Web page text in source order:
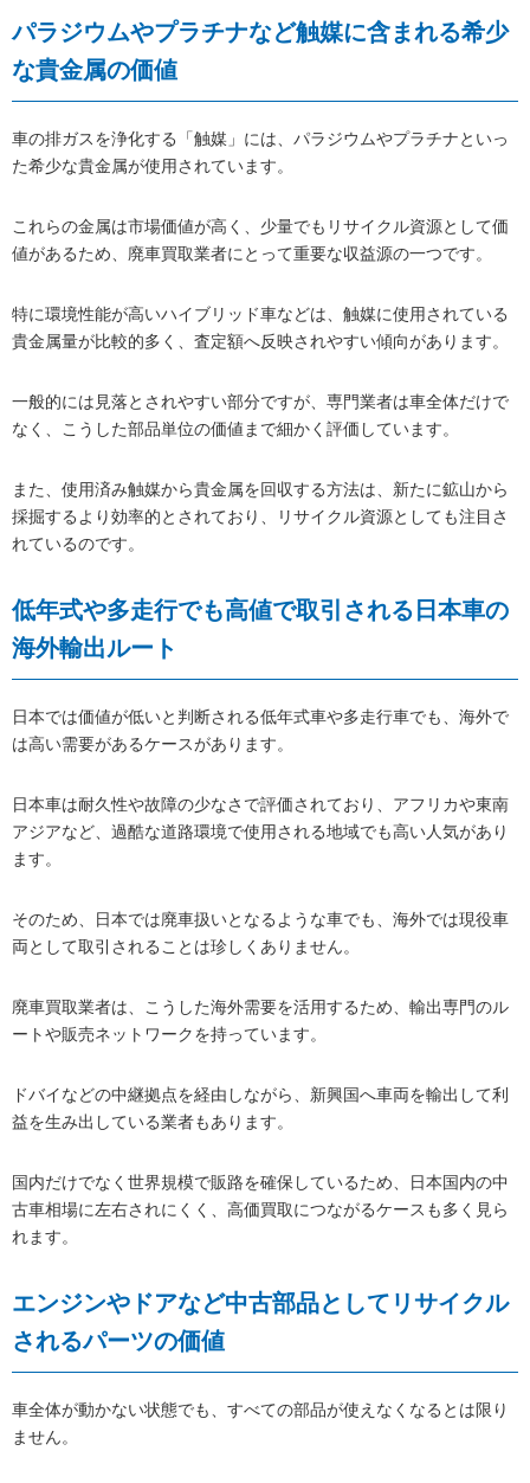
パラジウムやプラチナなど触媒に含まれる希少
な貴金属の価値
車の排ガスを浄化する「触媒」には、パラジウムやプラチナといっ
た希少な貴金属が使用されています。
これらの金属は市場価値が高く、少量でもリサイクル資源として価
値があるため、廃車買取業者にとって重要な収益源の一つです。
特に環境性能が高いハイブリッド車などは、触媒に使用されている
貴金属量が比較的多く、査定額へ反映されやすい傾向があります。
一般的には見落とされやすい部分ですが、専門業者は車全体だけで
なく、こうした部品単位の価値まで細かく評価しています。
また、使用済み触媒から貴金属を回収する方法は、新たに鉱山から
採掘するより効率的とされており、リサイクル資源としても注目さ
れているのです。
低年式や多走行でも高値で取引される日本車の
海外輸出ルート
日本では価値が低いと判断される低年式車や多走行車でも、海外で
は高い需要があるケースがあります。
日本車は耐久性や故障の少なさで評価されており、アフリカや東南
アジアなど、過酷な道路環境で使用される地域でも高い人気があり
ます。
そのため、日本では廃車扱いとなるような車でも、海外では現役車
両として取引されることは珍しくありません。
廃車買取業者は、こうした海外需要を活用するため、輸出専門のル
ートや販売ネットワークを持っています。
ドバイなどの中継拠点を経由しながら、新興国へ車両を輸出して利
益を生み出している業者もあります。
国内だけでなく世界規模で販路を確保しているため、日本国内の中
古車相場に左右されにくく、高価買取につながるケースも多く見ら
れます。
エンジンやドアなど中古部品としてリサイクル
されるパーツの価値
車全体が動かない状態でも、すべての部品が使えなくなるとは限り
ません。